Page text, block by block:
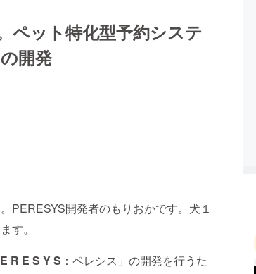
ペット特化型予約システ
開発
PERESYS開発者のもりおかです。犬１
す。
R E S Y S ：ペレシス」の開発を行うた